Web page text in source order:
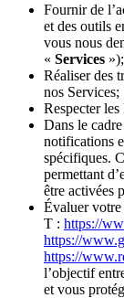
Fournir de
et des outils
vous nous
« Services »);
Réaliser des
nos Services;
Respecter
Dans le
notifications
spécifiques.
permettant
être activées
Évaluer
T : https://
https://
https://
l’objectif
et vous